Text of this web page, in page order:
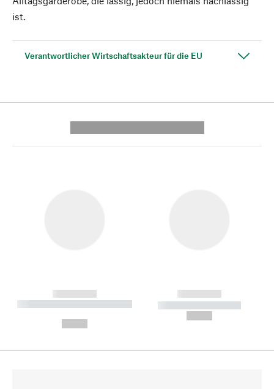
ist.
Verantwortlicher Wirtschaftsakteur für die EU
------------
----------- ----------- --------
------------
----------- -----------